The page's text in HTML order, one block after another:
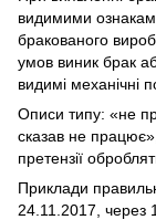
видимими
бракованого
умов виник брак
видимі механічні
Описи типу: «не
сказав не
претензії
Приклади
24.11.2017, через